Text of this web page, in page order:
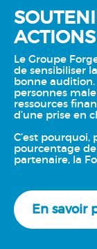
Le Groupe
de sensibiliser
bonne audition.
personnes
ressources
d’une prise en
C’est
pourcentage
partenaire, la
En savoir